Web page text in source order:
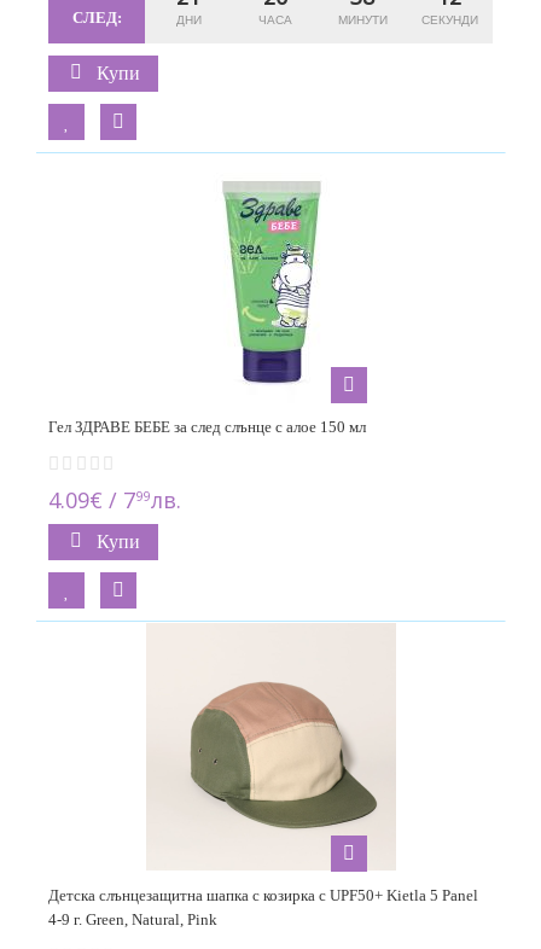
СЛЕД:
Купи
Гел ЗДРАВЕ БЕБЕ за след слънце с алое 150 мл
4.09€ / 799лв.
Купи
Детска слънцезащитна шапка с козирка с UPF50+ Kietla 5 Panel
4-9 г. Green, Natural, Pink